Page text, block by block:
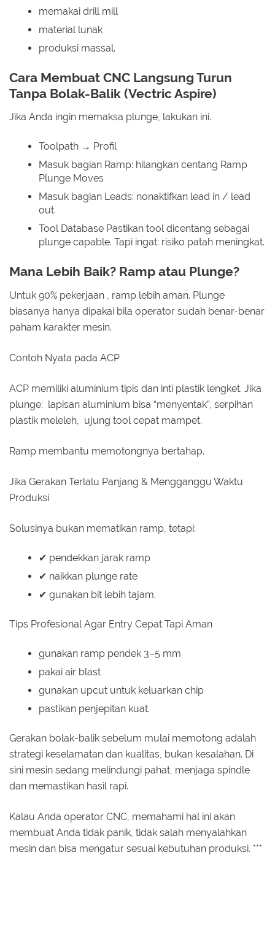
memakai drill mill
material lunak
produksi massal.
Cara Membuat CNC Langsung Turun
Tanpa Bolak-Balik (Vectric Aspire)
Jika Anda ingin memaksa plunge, lakukan ini.
Toolpath → Profil
Masuk bagian Ramp: hilangkan centang Ramp
Plunge Moves
Masuk bagian Leads: nonaktifkan lead in / lead
out.
Tool Database Pastikan tool dicentang sebagai
plunge capable. Tapi ingat: risiko patah meningkat.
Mana Lebih Baik? Ramp atau Plunge?
Untuk 90% pekerjaan , ramp lebih aman. Plunge
biasanya hanya dipakai bila operator sudah benar-benar
paham karakter mesin.
Contoh Nyata pada ACP
ACP memiliki aluminium tipis dan inti plastik lengket. Jika
plunge: lapisan aluminium bisa “menyentak”, serpihan
plastik meleleh, ujung tool cepat mampet.
Ramp membantu memotongnya bertahap.
Jika Gerakan Terlalu Panjang & Mengganggu Waktu
Produksi
Solusinya bukan mematikan ramp, tetapi:
✔ pendekkan jarak ramp
✔ naikkan plunge rate
✔ gunakan bit lebih tajam.
Tips Profesional Agar Entry Cepat Tapi Aman
gunakan ramp pendek 3–5 mm
pakai air blast
gunakan upcut untuk keluarkan chip
pastikan penjepitan kuat.
Gerakan bolak-balik sebelum mulai memotong adalah
strategi keselamatan dan kualitas, bukan kesalahan. Di
sini mesin sedang melindungi pahat, menjaga spindle
dan memastikan hasil rapi.
Kalau Anda operator CNC, memahami hal ini akan
membuat Anda tidak panik, tidak salah menyalahkan
mesin dan bisa mengatur sesuai kebutuhan produksi. ***